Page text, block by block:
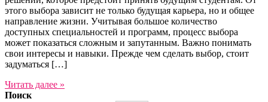
этого выбора зависит не только будущая карьера, но и общее
направление жизни. Учитывая большое количество
доступных специальностей и программ, процесс выбора
может показаться сложным и запутанным. Важно понимать
свои интересы и навыки. Прежде чем сделать выбор, стоит
задуматься […]
Читать далее »
Поиск